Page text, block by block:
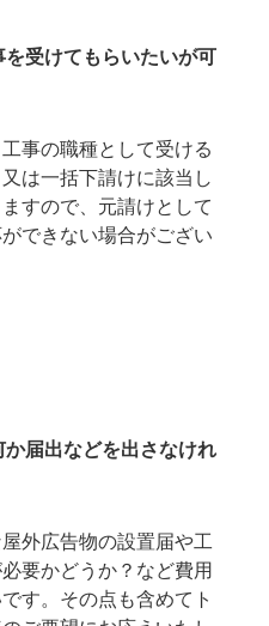
受けてもらいたいが可
事の職種として受ける
は一括下請けに該当し
すので、元請けとして
できない場合がござい
届出などを出さなけれ
外広告物の設置届や工
要かどうか？など費用
す。その点も含めてト